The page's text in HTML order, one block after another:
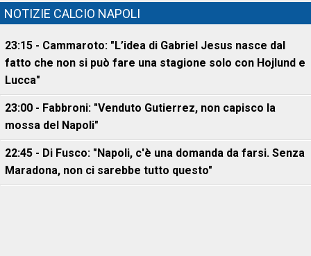
NOTIZIE CALCIO NAPOLI
23:15 - Cammaroto: "L’idea di Gabriel Jesus nasce dal
fatto che non si può fare una stagione solo con Hojlund e
Lucca"
23:00 - Fabbroni: "Venduto Gutierrez, non capisco la
mossa del Napoli"
22:45 - Di Fusco: "Napoli, c'è una domanda da farsi. Senza
Maradona, non ci sarebbe tutto questo"